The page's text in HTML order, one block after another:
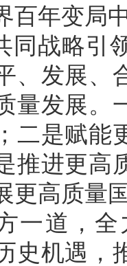
百年变局
同战略引
、发展、
量发展。
二是赋能
推进更高
更高质量
一道，
史机遇，